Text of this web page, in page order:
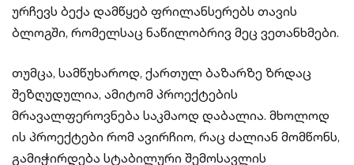
ურჩევს ბექა დამწყებ ფრილანსერებს თავის
ბლოგში, რომელსაც ნაწილობრივ მეც ვეთანხმები.
თუმცა, სამწუხაროდ, ქართულ ბაზარზე ზრდაც
შეზღუდულია, ამიტომ პროექტების
მრავალფეროვნება საკმაოდ დაბალია. მხოლოდ
ის პროექტები რომ ავირჩიო, რაც ძალიან მომწონს,
გამიჭირდება სტაბილური შემოსავლის